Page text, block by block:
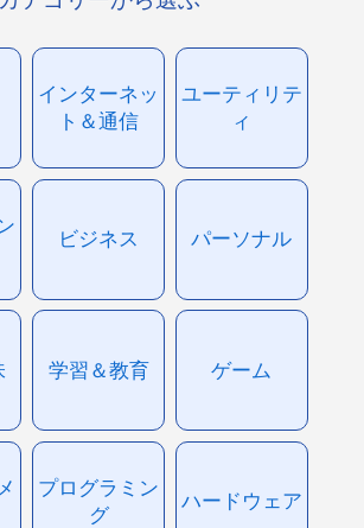
インターネッ
ト＆通信
ユーティリテ
ィ
ビジネス パーソナル
学習＆教育 ゲーム
プログラミン
グ
ハードウェア